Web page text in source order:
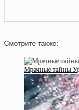
Смотрите также:
Мрачные тайны